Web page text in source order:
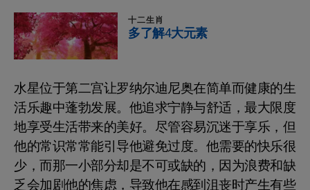
十二生肖
多了解4大元素
水星位于第二宫让罗纳尔迪尼奥在简单而健康的生
活乐趣中蓬勃发展。他追求宁静与舒适，最大限度
地享受生活带来的美好。尽管容易沉迷于享乐，但
他的常识常常能引导他避免过度。他需要的快乐很
少，而那一小部分却是不可或缺的，因为浪费和缺
乏会加剧他的焦虑，导致他在感到沮丧时产生有些